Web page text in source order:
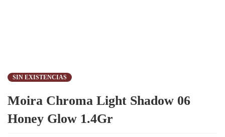
SIN EXISTENCIAS
Moira Chroma Light Shadow 06
Honey Glow 1.4Gr